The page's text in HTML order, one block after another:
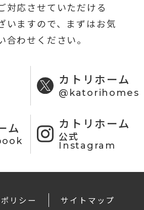
対応させていただける
いますので、まずはお気
合わせください。
カトリホーム
@katorihomes
ム カトリホーム
公式
Instagram
リシー サイトマップ